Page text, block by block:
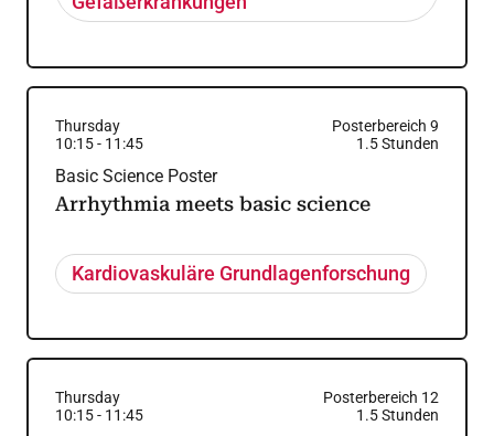
Thursday
Posterbereich 9
10:15- 11:45 1.5Stunden
Basic Science Poster
Arrhythmia meets basic science
Kardiovaskuläre Grundlagenforschung
Thursday
Posterbereich 12
10:15- 11:45 1.5Stunden